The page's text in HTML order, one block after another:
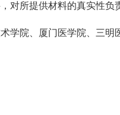
对所提供材料的真实性
学院、厦门医学院、三